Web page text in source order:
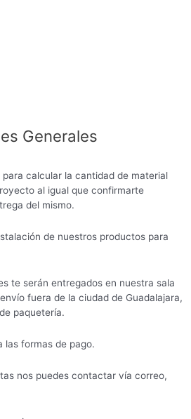
Generales
calcular la cantidad de material
al igual que confirmarte
del mismo.
de nuestros productos para
te serán entregados en nuestra sala
fuera de la ciudad de Guadalajara,
paquetería.
las formas de pago.
nos puedes contactar vía correo,